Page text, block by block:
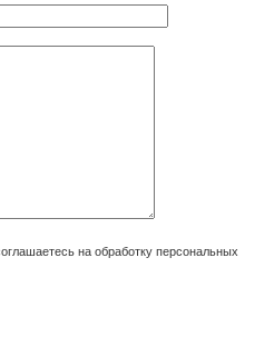
на обработку персональных